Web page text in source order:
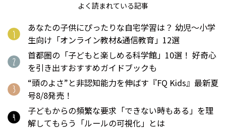
よく読まれている記事
あなたの子供にぴったりな自宅学習は？ 幼児〜小学
生向け「オンライン教材&通信教育」12選
首都圏の「子どもと楽しめる科学館」10選！ 好奇心
を引き出すおすすめガイドブックも
“頭のよさ”と非認知能力を伸ばす『FQ Kids』最新夏
号8/8発売！
子どもからの頻繁な要求「できない時もある」を理
解してもらう「ルールの可視化」とは